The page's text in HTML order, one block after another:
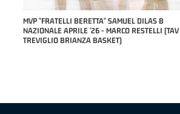
MVP "FRATELLI BERETTA" SAMUEL DILAS B
NAZIONALE APRILE '26 - MARCO RESTELLI (TAV
TREVIGLIO BRIANZA BASKET)